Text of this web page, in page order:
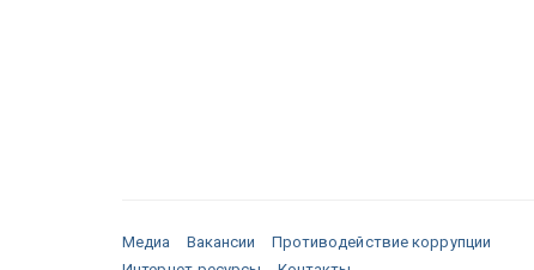
Медиа Вакансии
Противодействие коррупции